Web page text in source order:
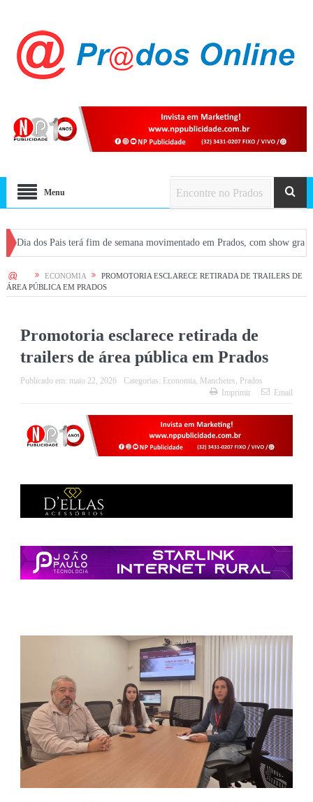
Menu
terá fim de semana movimentado em Prados, com show gratuito na Praça
HOME ECONOMIA
PROMOTORIA ESCLARECE RETIRADA DE TRAILERS DE
ÁREA PÚBLICA EM PRADOS
Promotoria esclarece retirada de
trailers de área pública em Prados
Publicado em: maio 22, 2026 Categorias: Economia, Manchetes, Prados
Imprimir
Email